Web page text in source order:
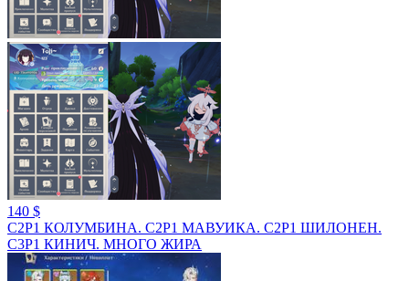
140 $
C2Р1 КОЛУМБИНА. С2Р1 МАВУИКА. С2Р1 ШИЛОНЕН.
С3Р1 КИНИЧ. МНОГО ЖИРА